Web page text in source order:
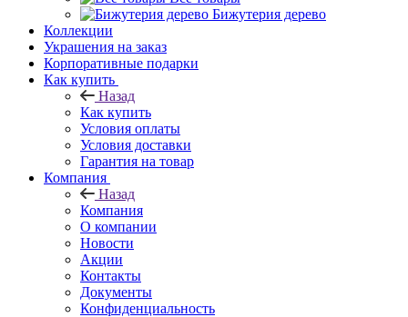
Бижутерия дерево
Коллекции
Украшения на заказ
Корпоративные подарки
Как купить
Назад
Как купить
Условия оплаты
Условия доставки
Гарантия на товар
Компания
Назад
Компания
О компании
Новости
Акции
Контакты
Документы
Конфиденциальность